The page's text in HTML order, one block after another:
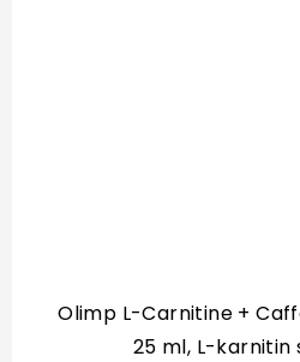
Olimp L-Carnitine +
25 ml, L-karnitin